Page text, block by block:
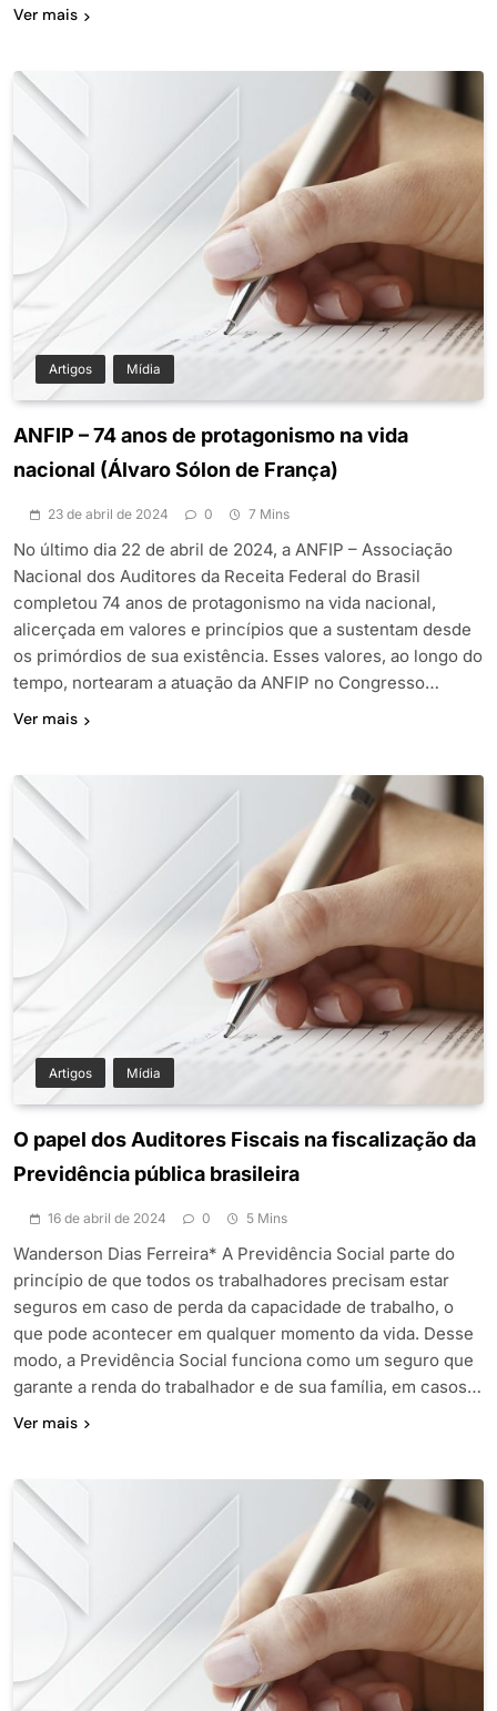
Ver mais
Artigos Mídia
ANFIP – 74 anos de protagonismo na vida
nacional (Álvaro Sólon de França)
23 de abril de 2024 0 7 Mins
No último dia 22 de abril de 2024, a ANFIP – Associação
Nacional dos Auditores da Receita Federal do Brasil
completou 74 anos de protagonismo na vida nacional,
alicerçada em valores e princípios que a sustentam desde
os primórdios de sua existência. Esses valores, ao longo do
tempo, nortearam a atuação da ANFIP no Congresso…
Ver mais
Artigos Mídia
O papel dos Auditores Fiscais na fiscalização da
Previdência pública brasileira
16 de abril de 2024 0 5 Mins
Wanderson Dias Ferreira* A Previdência Social parte do
princípio de que todos os trabalhadores precisam estar
seguros em caso de perda da capacidade de trabalho, o
que pode acontecer em qualquer momento da vida. Desse
modo, a Previdência Social funciona como um seguro que
garante a renda do trabalhador e de sua família, em casos…
Ver mais